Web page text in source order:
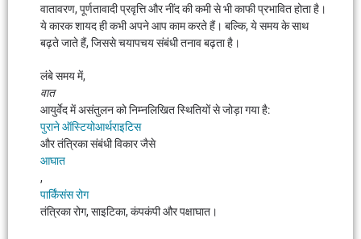
वातावरण, पूर्णतावादी प्रवृत्ति और नींद की कमी से भी काफी प्रभावित होता है।
ये कारक शायद ही कभी अपने आप काम करते हैं। बल्कि, ये समय के साथ
बढ़ते जाते हैं, जिससे चयापचय संबंधी तनाव बढ़ता है।
लंबे समय में,
वात
आयुर्वेद में असंतुलन को निम्नलिखित स्थितियों से जोड़ा गया है:
पुराने ऑस्टियोआर्थराइटिस
और तंत्रिका संबंधी विकार जैसे
आघात
,
पार्किंसंस रोग
तंत्रिका रोग, साइटिका, कंपकंपी और पक्षाघात।